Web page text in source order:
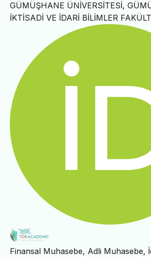
GÜMÜŞHANE ÜNİVERSİTESİ,
İKTİSADİ VE İDARİ BİLİMLER
Finansal Muhasebe, Adli Muhasebe,